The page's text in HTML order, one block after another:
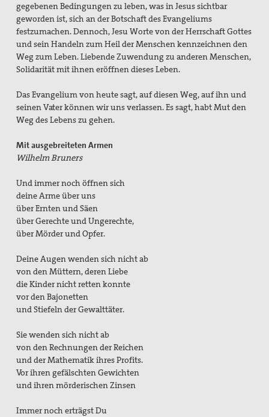
gegebenen Bedingungen zu leben, was in Jesus sichtbar
geworden ist, sich an der Botschaft des Evangeliums
festzumachen. Dennoch, Jesu Worte von der Herrschaft Gottes
und sein Handeln zum Heil der Menschen kennzeichnen den
Weg zum Leben. Liebende Zuwendung zu anderen Menschen,
Solidarität mit ihnen eröffnen dieses Leben.
Das Evangelium von heute sagt, auf diesen Weg, auf ihn und
seinen Vater können wir uns verlassen. Es sagt, habt Mut den
Weg des Lebens zu gehen.
Mit ausgebreiteten Armen
Wilhelm Bruners
Und immer noch öffnen sich
deine Arme über uns
über Ernten und Säen
über Gerechte und Ungerechte,
über Mörder und Opfer.
Deine Augen wenden sich nicht ab
von den Müttern, deren Liebe
die Kinder nicht retten konnte
vor den Bajonetten
und Stiefeln der Gewalttäter.
Sie wenden sich nicht ab
von den Rechnungen der Reichen
und der Mathematik ihres Profits.
Vor ihren gefälschten Gewichten
und ihren mörderischen Zinsen
Immer noch erträgst Du